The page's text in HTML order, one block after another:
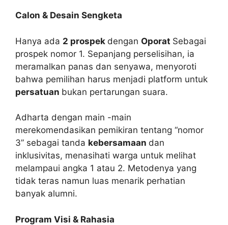
Calon & Desain Sengketa
Hanya ada 2 prospek dengan Oporat Sebagai
prospek nomor 1. Sepanjang perselisihan, ia
meramalkan panas dan senyawa, menyoroti
bahwa pemilihan harus menjadi platform untuk
persatuan bukan pertarungan suara.
Adharta dengan main -main
merekomendasikan pemikiran tentang “nomor
3” sebagai tanda kebersamaan dan
inklusivitas, menasihati warga untuk melihat
melampaui angka 1 atau 2. Metodenya yang
tidak teras namun luas menarik perhatian
banyak alumni.
Program Visi & Rahasia